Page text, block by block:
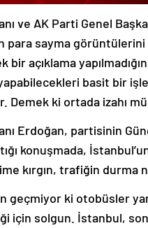
ve AK Parti Genel
para sayma
bir açıklama
basit bir
Demek ki ortada izahı
Erdoğan, partisinin
konuşmada,
kırgın, trafiğin durma
geçmiyor ki otobüsler
için solgun. İstanbul,